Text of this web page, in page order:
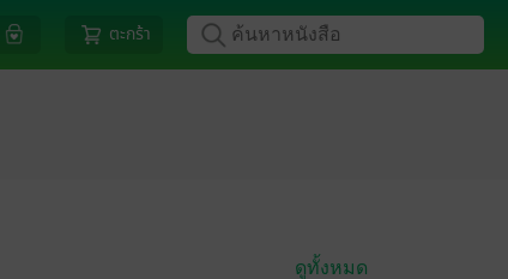
ตะกร้า
ดูทั้งหมด